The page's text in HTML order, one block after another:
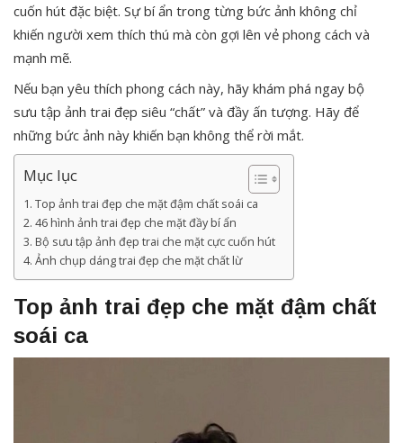
cuốn hút đặc biệt. Sự bí ẩn trong từng bức ảnh không chỉ
khiến người xem thích thú mà còn gợi lên vẻ phong cách và
mạnh mẽ.
Nếu bạn yêu thích phong cách này, hãy khám phá ngay bộ
sưu tập ảnh trai đẹp siêu “chất” và đầy ấn tượng. Hãy để
những bức ảnh này khiến bạn không thể rời mắt.
Mục lục
Top ảnh trai đẹp che mặt đậm chất soái ca
46 hình ảnh trai đẹp che mặt đầy bí ẩn
Bộ sưu tập ảnh đẹp trai che mặt cực cuốn hút
Ảnh chụp dáng trai đẹp che mặt chất lừ
Top ảnh trai đẹp che mặt đậm chất
soái ca